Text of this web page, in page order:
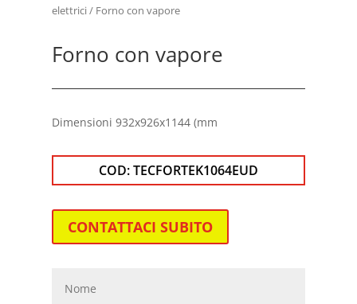
elettrici/ Forno con vapore
Forno con vapore
Dimensioni 932x926x1144 (mm
COD:TECFORTEK1064EUD
CONTATTACI SUBITO